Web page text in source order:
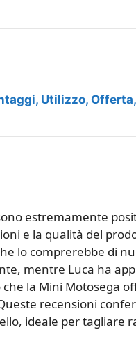
Utilizzo,
estremamente
e la qualità del
lo comprerebbe di
mentre Luca ha
la Mini Motosega
recensioni
ideale per tagliare